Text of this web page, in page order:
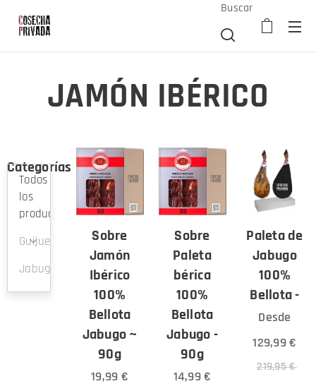
Buscar
JAMÓN IBÉRICO
Categorías
Todos
los
productos
Guijuelo
Jabugo
Sobre
Jamón
Ibérico
100%
Bellota
Jabugo ~
90g
19,99 €
Sobre
Paleta
bérica
100%
Bellota
Jabugo -
90g
14,99€
Paleta de
Jabugo
100%
Bellota -
Desde
129,99€
219,95€